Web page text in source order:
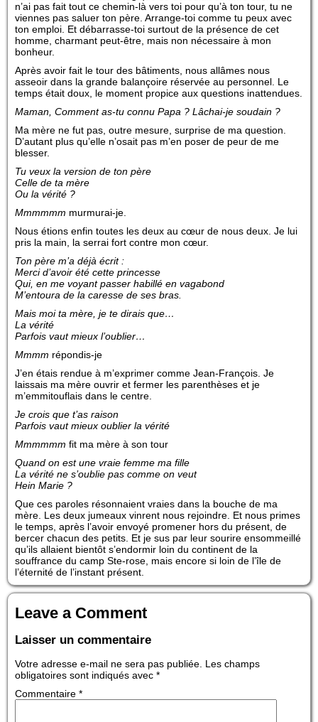
n’ai pas fait tout ce chemin-là vers toi pour qu’à ton tour, tu ne
viennes pas saluer ton père. Arrange-toi comme tu peux avec
ton emploi. Et débarrasse-toi surtout de la présence de cet
homme, charmant peut-être, mais non nécessaire à mon
bonheur.
Après avoir fait le tour des bâtiments, nous allâmes nous
asseoir dans la grande balançoire réservée au personnel. Le
temps était doux, le moment propice aux questions inattendues.
Maman, Comment as-tu connu Papa ? Lâchai-je soudain ?
Ma mère ne fut pas, outre mesure, surprise de ma question.
D’autant plus qu’elle n’osait pas m’en poser de peur de me
blesser.
Tu veux la version de ton père
Celle de ta mère
Ou la vérité ?
Mmmmmm murmurai-je.
Nous étions enfin toutes les deux au cœur de nous deux. Je lui
pris la main, la serrai fort contre mon cœur.
Ton père m’a déjà écrit :
Merci d’avoir été cette princesse
Qui, en me voyant passer habillé en vagabond
M’entoura de la caresse de ses bras.
Mais moi ta mère, je te dirais que…
La vérité
Parfois vaut mieux l’oublier…
Mmmm répondis-je
J’en étais rendue à m’exprimer comme Jean-François. Je
laissais ma mère ouvrir et fermer les parenthèses et je
m’emmitouflais dans le centre.
Je crois que t’as raison
Parfois vaut mieux oublier la vérité
Mmmmmm fit ma mère à son tour
Quand on est une vraie femme ma fille
La vérité ne s’oublie pas comme on veut
Hein Marie ?
Que ces paroles résonnaient vraies dans la bouche de ma
mère. Les deux jumeaux vinrent nous rejoindre. Et nous primes
le temps, après l’avoir envoyé promener hors du présent, de
bercer chacun des petits. Et je sus par leur sourire ensommeillé
qu’ils allaient bientôt s’endormir loin du continent de la
souffrance du camp Ste-rose, mais encore si loin de l’île de
l’éternité de l’instant présent.
Leave a Comment
Laisser un commentaire
Votre adresse e-mail ne sera pas publiée. Les champs
obligatoires sont indiqués avec *
Commentaire *